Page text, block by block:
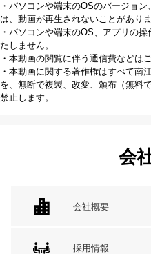
・パソコンや端末のOSのバージョ
は、動画が再生されないことがありま
・パソコンや端末のOS、アプリの
たしません。
・本動画の閲覧に伴う通信費などは
・本動画に関する著作権はすべて南
を、無断で複製、改変、頒布（無料
禁止します。
会
会社概要
採用情報